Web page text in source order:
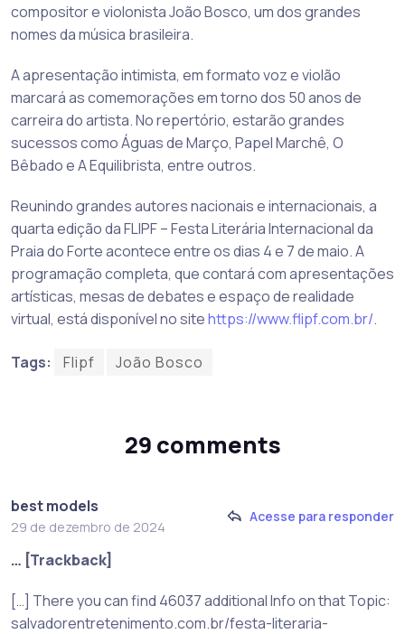
compositor e violonista João Bosco, um dos grandes
nomes da música brasileira.
A apresentação intimista, em formato voz e violão
marcará as comemorações em torno dos 50 anos de
carreira do artista. No repertório, estarão grandes
sucessos como Águas de Março, Papel Marchê, O
Bêbado e A Equilibrista, entre outros.
Reunindo grandes autores nacionais e internacionais, a
quarta edição da FLIPF – Festa Literária Internacional da
Praia do Forte acontece entre os dias 4 e 7 de maio. A
programação completa, que contará com apresentações
artísticas, mesas de debates e espaço de realidade
virtual, está disponível no sitehttps://www.flipf.com.br/.
Tags: Flipf João Bosco
29 comments
best models
29 de dezembro de 2024
Acesse para responder
… [Trackback]
[…] There you can find 46037 additional Info on that Topic:
salvadorentretenimento.com.br/festa-literaria-